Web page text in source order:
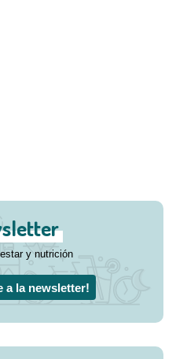
y nutrición
a la newsletter!